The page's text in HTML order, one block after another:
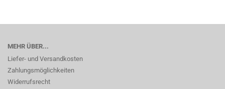
MEHR ÜBER...
Liefer- und Versandkosten
Zahlungsmöglichkeiten
Widerrufsrecht